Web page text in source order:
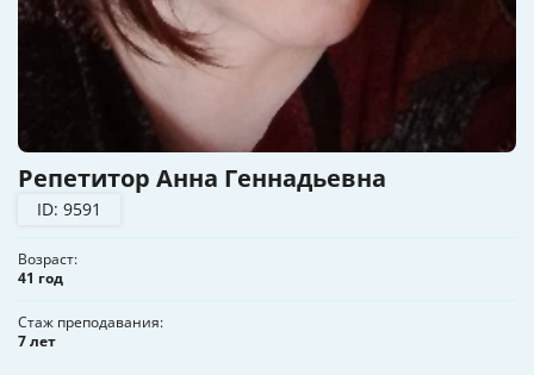
Репетитор Анна Геннадьевна
ID: 9591
Возраст
41 год
Стаж преподавания
7 лет